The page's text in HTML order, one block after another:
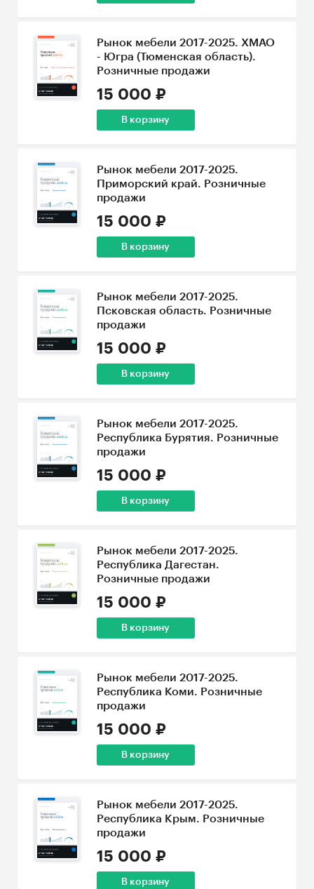
Рынок мебели 2017-2025. ХМАО
- Югра (Тюменская область).
Розничные продажи
15 000 ₽
В корзину
Рынок мебели 2017-2025.
Приморский край. Розничные
продажи
15 000 ₽
В корзину
Рынок мебели 2017-2025.
Псковская область. Розничные
продажи
15 000 ₽
В корзину
Рынок мебели 2017-2025.
Республика Бурятия. Розничные
продажи
15 000 ₽
В корзину
Рынок мебели 2017-2025.
Республика Дагестан.
Розничные продажи
15 000 ₽
В корзину
Рынок мебели 2017-2025.
Республика Коми. Розничные
продажи
15 000 ₽
В корзину
Рынок мебели 2017-2025.
Республика Крым. Розничные
продажи
15 000 ₽
В корзину